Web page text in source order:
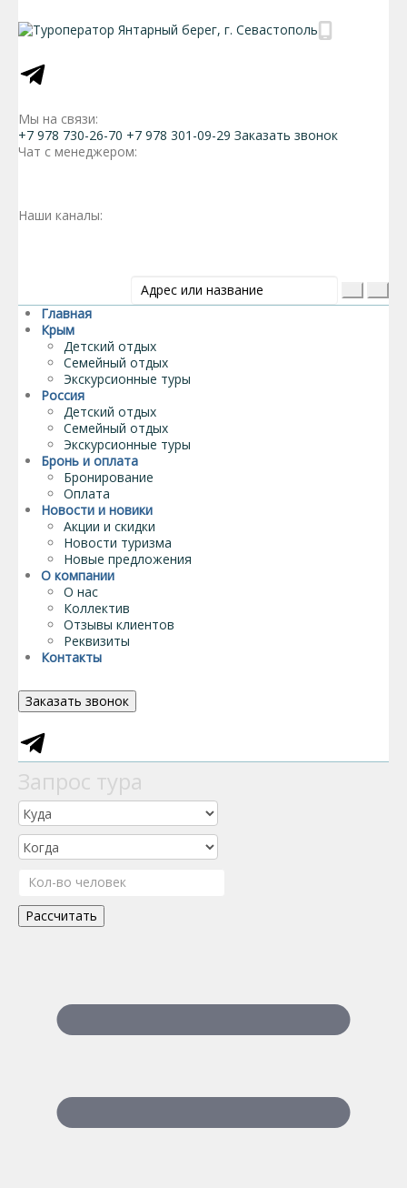
Мы на связи:
+7 978 730-26-70 +7 978 301-09-29 Заказать звонок
Чат с менеджером:
Наши каналы:
Главная
Крым
Детский отдых
Семейный отдых
Экскурсионные туры
Россия
Детский отдых
Семейный отдых
Экскурсионные туры
Бронь и оплата
Бронирование
Оплата
Новости и новики
Акции и скидки
Новости туризма
Новые предложения
О компании
О нас
Коллектив
Отзывы клиентов
Реквизиты
Контакты
Заказать звонок
Запрос тура
Рассчитать